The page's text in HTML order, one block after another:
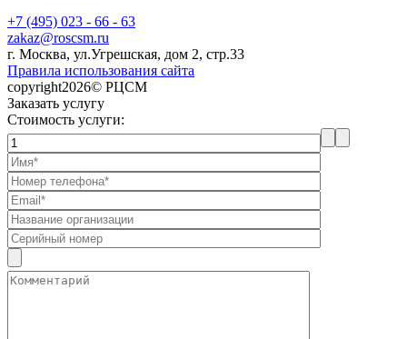
+7 (495) 023 - 66 - 63
zakaz@roscsm.ru
г. Москва, ул.Угрешская, дом 2, стр.33
Правила использования сайта
copyright2026© РЦСМ
Заказать услугу
Стоимость услуги: